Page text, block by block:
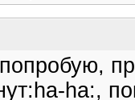
ha:,